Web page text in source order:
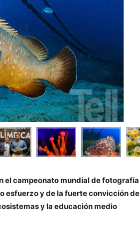
el campeonato mundial de fotografía
esfuerzo y de la fuerte convicción de
y la educación medio